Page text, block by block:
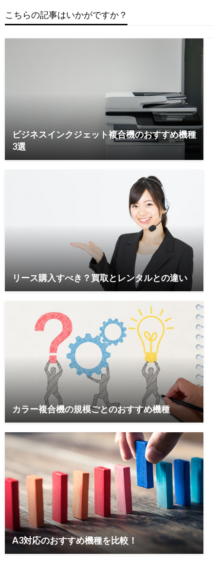
ー
へ
こちらの記事はいかがですか？
ビジネスインクジェット複合機のおすすめ機種
3選
リース購入すべき？買取とレンタルとの違い
カラー複合機の規模ごとのおすすめ機種
A3対応のおすすめ機種を比較！